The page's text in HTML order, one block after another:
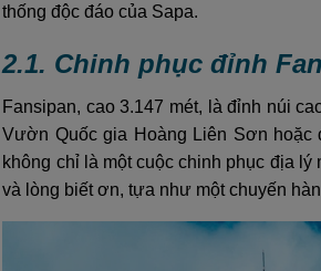
thống độc đáo của Sapa.
2.1. Chinh phục đỉnh
Fansipan, cao 3.147 mét, là đỉnh núi
Vườn Quốc gia Hoàng Liên Sơn hoặc
không chỉ là một cuộc chinh phục địa
và lòng biết ơn, tựa như một chuyến